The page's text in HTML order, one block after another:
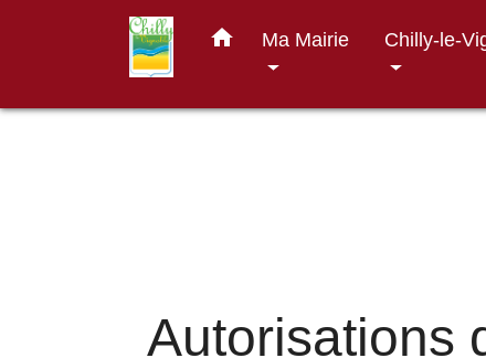
home Ma Mairie Chilly-le-
Autorisations